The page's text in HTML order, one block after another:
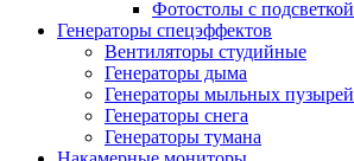
Фотостолы с подсветкой
Генераторы спецэффектов
Вентиляторы студийные
Генераторы дыма
Генераторы мыльных пузырей
Генераторы снега
Генераторы тумана